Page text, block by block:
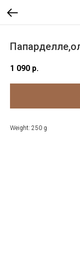
1 090 р.
Weight: 250 g